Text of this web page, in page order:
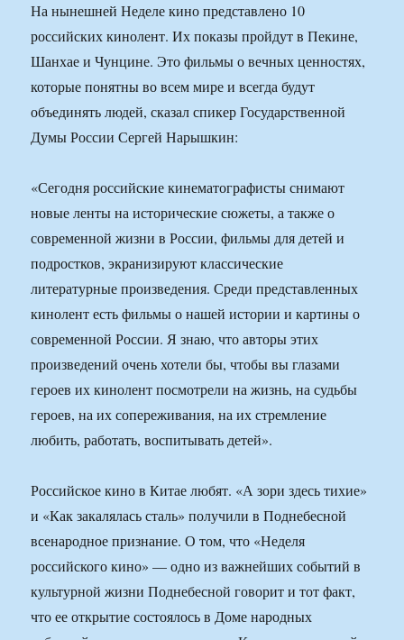
На нынешней Неделе кино представлено 10
российских кинолент. Их показы пройдут в Пекине,
Шанхае и Чунцине. Это фильмы о вечных ценностях,
которые понятны во всем мире и всегда будут
объединять людей, сказал спикер Государственной
Думы России Сергей Нарышкин:
«Сегодня российские кинематографисты снимают
новые ленты на исторические сюжеты, а также о
современной жизни в России, фильмы для детей и
подростков, экранизируют классические
литературные произведения. Среди представленных
кинолент есть фильмы о нашей истории и картины о
современной России. Я знаю, что авторы этих
произведений очень хотели бы, чтобы вы глазами
героев их кинолент посмотрели на жизнь, на судьбы
героев, на их сопереживания, на их стремление
любить, работать, воспитывать детей».
Российское кино в Китае любят. «А зори здесь тихие»
и «Как закалялась сталь» получили в Поднебесной
всенародное признание. О том, что «Неделя
российского кино» — одно из важнейших событий в
культурной жизни Поднебесной говорит и тот факт,
что ее открытие состоялось в Доме народных